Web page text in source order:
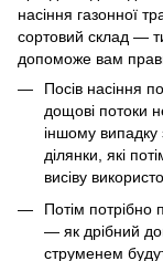
насіння газонної
сортовий склад —
допоможе вам
Посів насіння
дощові потоки
іншому випадку
ділянки, які
висіву
Потім
— як дрібний
струменем